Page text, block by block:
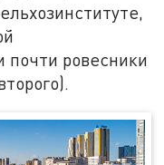
ровесники